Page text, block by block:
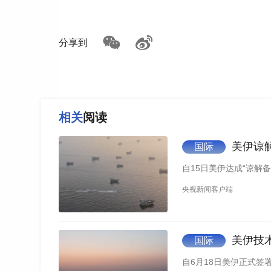
分享到
相关阅读
国际 美伊谅
自15日美伊达成“谅解
央视新闻客户端
国际 美伊技
自6月18日美伊正式签